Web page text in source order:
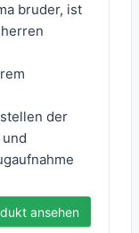
bruder, ist
der
ansehen